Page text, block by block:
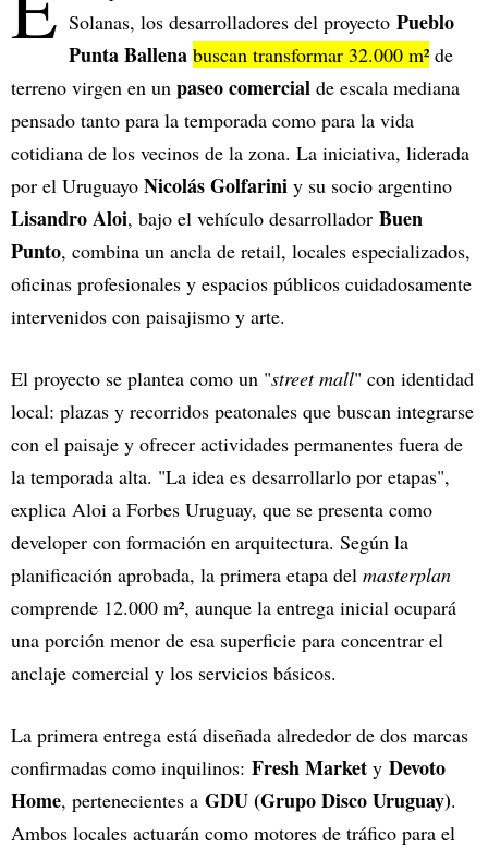
Solanas, los desarrolladores del proyecto Pueblo
Punta Ballena buscan transformar 32.000 m²de
terreno virgen en un paseo comercial de escala mediana
pensado tanto para la temporada como para la vida
cotidiana de los vecinos de la zona. La iniciativa, liderada
por el Uruguayo Nicolás Golfarini y su socio argentino
Lisandro Aloi, bajo el vehículo desarrollador Buen
Punto, combina un ancla de retail, locales especializados,
oficinas profesionales y espacios públicos cuidadosamente
intervenidos con paisajismo y arte.
El proyecto se plantea como un "street mall" con identidad
local: plazas y recorridos peatonales que buscan integrarse
con el paisaje y ofrecer actividades permanentes fuera de
la temporada alta. "La idea es desarrollarlo por etapas",
explica Aloi a Forbes Uruguay, que se presenta como
developer con formación en arquitectura. Según la
planificación aprobada, la primera etapa del masterplan
comprende 12.000 m², aunque la entrega inicial ocupará
una porción menor de esa superficie para concentrar el
anclaje comercial y los servicios básicos.
La primera entrega está diseñada alrededor de dos marcas
confirmadas como inquilinos: Fresh Market y Devoto
Home, pertenecientes a GDU (Grupo Disco Uruguay).
Ambos locales actuarán como motores de tráfico para el